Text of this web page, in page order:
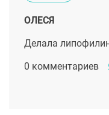
ОЛЕСЯ
Делала
0 комментариев